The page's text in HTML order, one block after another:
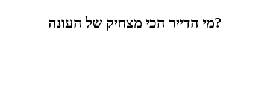
מי הדייר הכי מצחיק של העונה?